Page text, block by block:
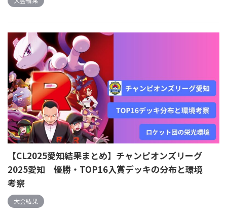
【CL2025愛知結果まとめ】チャンピオンズリーグ
2025愛知 優勝・TOP16入賞デッキの分布と環境
考察
大会結果